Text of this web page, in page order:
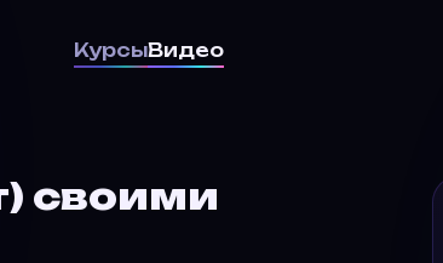
КурсыВидео
своими